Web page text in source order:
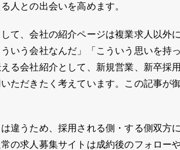
人との出会いを高めます。
て、会社の紹介ページは複業求人以外
いう会社なんだ」「こういう思いを持
る会社紹介として、新規営業、新卒採
ただきたく考えています。この記事が
違うため、採用される側・する側双方
の求人募集サイトは成約後のフォロー